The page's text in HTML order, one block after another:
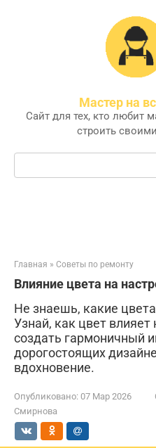
Мастер на
Сайт для тех, кто любит
строить
Поиск:
Главная » Советы по ремонту
Влияние цвета на
Не знаешь, какие
Узнай, как цвет влияет
создать гармоничный
дорогостоящих
вдохновение.
Опубликовано: 07 Мар 2026
Смирнова